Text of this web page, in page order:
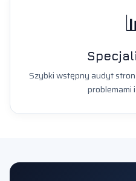
Szybki wstępny audyt
problemami